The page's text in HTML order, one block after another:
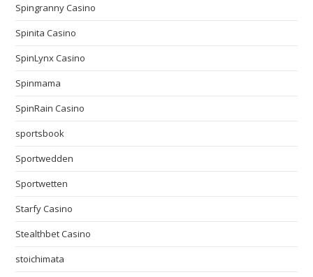
Spingranny Casino
Spinita Casino
SpinLynx Casino
Spinmama
SpinRain Casino
sportsbook
Sportwedden
Sportwetten
Starfy Casino
Stealthbet Casino
stoichimata